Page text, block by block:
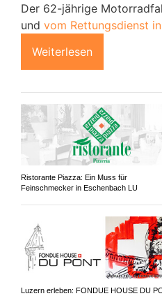
Der 62-jährige
und vom Rettungsdienst
Weiterlesen
Ristorante Piazza: Ein Muss für
Feinschmecker in Eschenbach LU
Luzern erleben: FONDUE HOUSE DU